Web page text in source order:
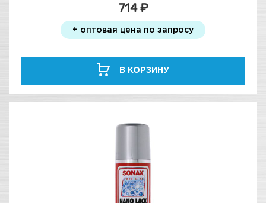
714 ₽
+ оптовая цена по запросу
В КОРЗИНУ